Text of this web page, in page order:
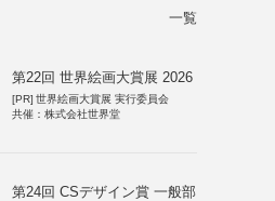
一覧
第22回 世界絵画大賞展 2026
[PR] 世界絵画大賞展 実行委員会
共催：株式会社世界堂
第24回 CSデザイン賞 一般部